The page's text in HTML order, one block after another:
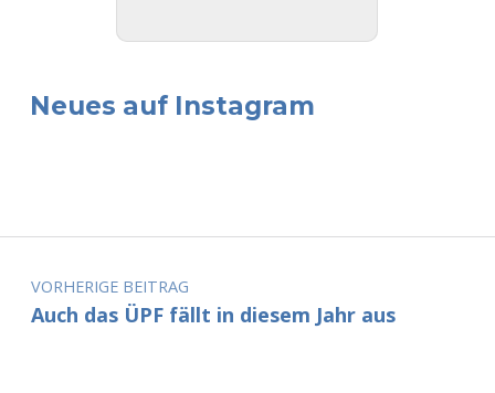
Neues auf Instagram
Beitragsnavigation
VORHERIGE BEITRAG
Auch das ÜPF fällt in diesem Jahr aus